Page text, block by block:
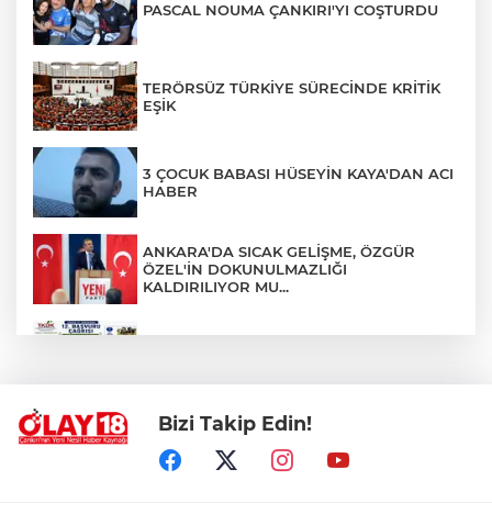
PASCAL NOUMA ÇANKIRI'YI COŞTURDU
TERÖRSÜZ TÜRKİYE SÜRECİNDE KRİTİK
EŞİK
3 ÇOCUK BABASI HÜSEYİN KAYA'DAN ACI
HABER
ANKARA'DA SICAK GELİŞME, ÖZGÜR
ÖZEL'İN DOKUNULMAZLIĞI
KALDIRILIYOR MU...
EMEKLİ YAKININI KAYBEDENLER, DİKKAT
Bizi Takip Edin!